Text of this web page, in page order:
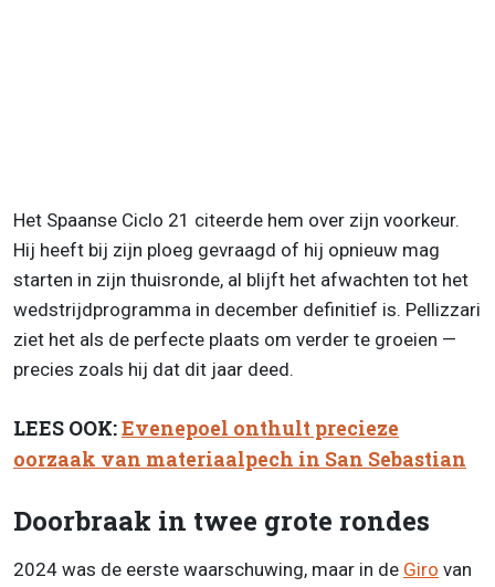
Het Spaanse Ciclo 21 citeerde hem over zijn voorkeur.
Hij heeft bij zijn ploeg gevraagd of hij opnieuw mag
starten in zijn thuisronde, al blijft het afwachten tot het
wedstrijdprogramma in december definitief is. Pellizzari
ziet het als de perfecte plaats om verder te groeien —
precies zoals hij dat dit jaar deed.
LEES OOK:Evenepoel onthult precieze
oorzaak van materiaalpech in San Sebastian
Doorbraak in twee grote rondes
2024 was de eerste waarschuwing, maar in de Giro van